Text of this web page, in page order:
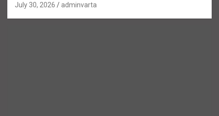
July 30, 2026 adminvarta